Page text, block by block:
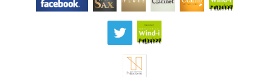
THE SAX The Clarinet
Ocarina